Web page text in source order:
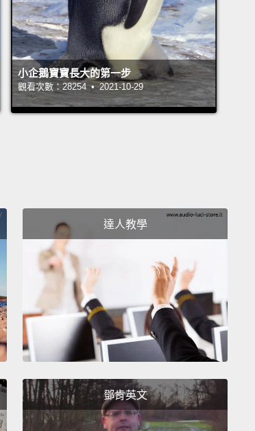
surface of an object in many different
式畫出物體的表面!
小企鵝寶寶長大的第一步
觀看次數：28254 • 2021-10-29
達人教學
鄧肯英文